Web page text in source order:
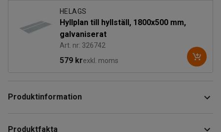
HELAGS
Hyllplan till hyllställ, 1800x500 mm,
galvaniserat
Art. nr: 326742
579 krexkl. moms
Produktinformation
Produktfakta